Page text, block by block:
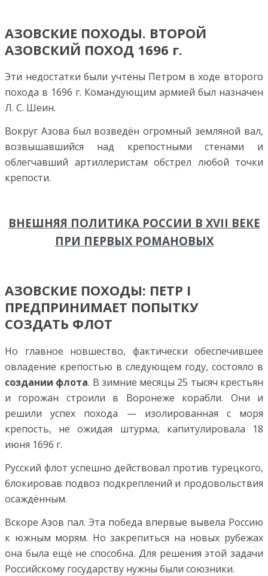
АЗОВСКИЕ ПОХОДЫ. ВТОРОЙ
АЗОВСКИЙ ПОХОД 1696 г.
Эти недостатки были учтены Петром в ходе второго
похода в 1696 г. Командующим армией был назначен
Л. С. Шеин.
Вокруг Азова был возведён огромный земляной вал,
возвышавшийся над крепостными стенами и
облегчавший артиллеристам обстрел любой точки
крепости.
ВНЕШНЯЯ ПОЛИТИКА РОССИИ В XVII ВЕКЕ
ПРИ ПЕРВЫХ РОМАНОВЫХ
АЗОВСКИЕ ПОХОДЫ: ПЕТР I
ПРЕДПРИНИМАЕТ ПОПЫТКУ
СОЗДАТЬ ФЛОТ
Но главное новшество, фактически обеспечившее
овладение крепостью в следующем году, состояло в
создании флота. В зимние месяцы 25 тысяч крестьян
и горожан строили в Воронеже корабли. Они и
решили успех похода — изолированная с моря
крепость, не ожидая штурма, капитулировала 18
июня 1696 г.
Русский флот успешно действовал против турецкого,
блокировав подвоз подкреплений и продовольствия
осаждённым.
Вскоре Азов пал. Эта победа впервые вывела Россию
к южным морям. Но закрепиться на новых рубежах
она была ещё не способна. Для решения этой задачи
Российскому государству нужны были союзники.